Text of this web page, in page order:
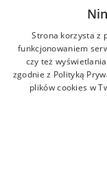
Strona korzysta z
funkcjonowaniem
czy też
zgodnie z Polityką
plików cookies w